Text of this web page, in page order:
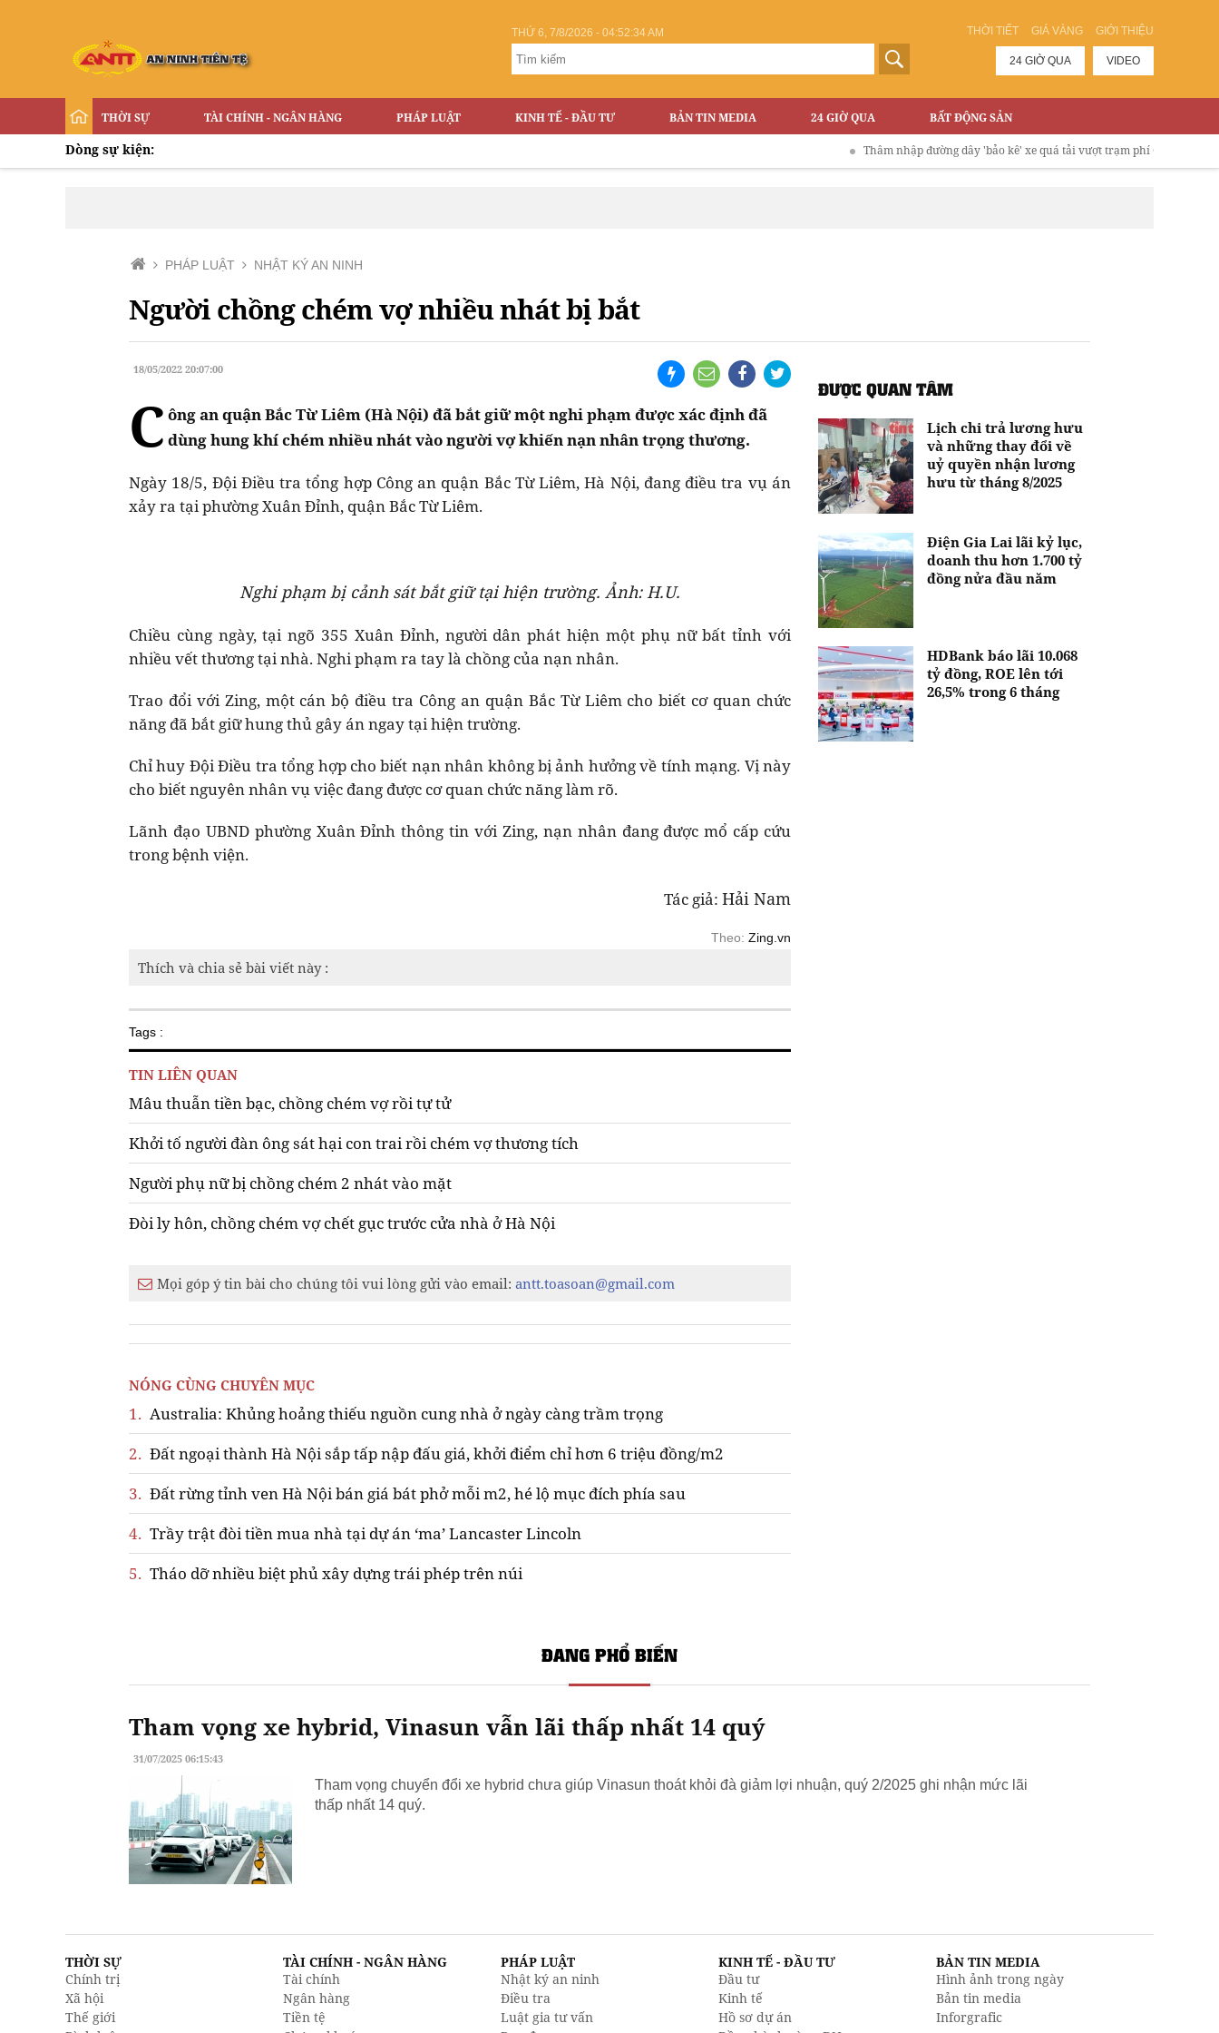
THỜI TIẾT GIÁ VÀNG GIỚI THIỆU
THỨ 6, 7/8/2026 - 04:52:34 AM
24 GIỜ QUA VIDEO
THỜI SỰ TÀI CHÍNH - NGÂN HÀNG PHÁP LUẬT KINH TẾ - ĐẦU TƯ BẢN TIN MEDIA 24 GIỜ QUA BẤT ĐỘNG SẢN
Dòng sự kiện: Thâm nhập đường dây 'bảo kê' xe quá tải vượt trạm phí Cao tốc Hà Nội -
PHÁP LUẬT NHẬT KÝ AN NINH
Người chồng chém vợ nhiều nhát bị bắt
18/05/2022 20:07:00
C ông an quận Bắc Từ Liêm (Hà Nội) đã bắt giữ một nghi phạm được xác định đã
dùng hung khí chém nhiều nhát vào người vợ khiến nạn nhân trọng thương.
Ngày 18/5, Đội Điều tra tổng hợp Công an quận Bắc Từ Liêm, Hà Nội, đang điều tra vụ án
xảy ra tại phường Xuân Đỉnh, quận Bắc Từ Liêm.
Nghi phạm bị cảnh sát bắt giữ tại hiện trường. Ảnh: H.U.
Chiều cùng ngày, tại ngõ 355 Xuân Đỉnh, người dân phát hiện một phụ nữ bất tỉnh với
nhiều vết thương tại nhà. Nghi phạm ra tay là chồng của nạn nhân.
Trao đổi với Zing, một cán bộ điều tra Công an quận Bắc Từ Liêm cho biết cơ quan chức
năng đã bắt giữ hung thủ gây án ngay tại hiện trường.
Chỉ huy Đội Điều tra tổng hợp cho biết nạn nhân không bị ảnh hưởng về tính mạng. Vị này
cho biết nguyên nhân vụ việc đang được cơ quan chức năng làm rõ.
Lãnh đạo UBND phường Xuân Đỉnh thông tin với Zing, nạn nhân đang được mổ cấp cứu
trong bệnh viện.
Tác giả: Hải Nam
Theo: Zing.vn
Thích và chia sẻ bài viết này :
Tags :
TIN LIÊN QUAN
Mâu thuẫn tiền bạc, chồng chém vợ rồi tự tử
Khởi tố người đàn ông sát hại con trai rồi chém vợ thương tích
Người phụ nữ bị chồng chém 2 nhát vào mặt
Đòi ly hôn, chồng chém vợ chết gục trước cửa nhà ở Hà Nội
Mọi góp ý tin bài cho chúng tôi vui lòng gửi vào email: antt.toasoan@gmail.com
NÓNG CÙNG CHUYÊN MỤC
1. Australia: Khủng hoảng thiếu nguồn cung nhà ở ngày càng trầm trọng
2. Đất ngoại thành Hà Nội sắp tấp nập đấu giá, khởi điểm chỉ hơn 6 triệu đồng/m2
3. Đất rừng tỉnh ven Hà Nội bán giá bát phở mỗi m2, hé lộ mục đích phía sau
4. Trầy trật đòi tiền mua nhà tại dự án ‘ma’ Lancaster Lincoln
5. Tháo dỡ nhiều biệt phủ xây dựng trái phép trên núi
ĐƯỢC QUAN TÂM
Lịch chi trả lương hưu
và những thay đổi về
uỷ quyền nhận lương
hưu từ tháng 8/2025
Điện Gia Lai lãi kỷ lục,
doanh thu hơn 1.700 tỷ
đồng nửa đầu năm
HDBank báo lãi 10.068
tỷ đồng, ROE lên tới
26,5% trong 6 tháng
ĐANG PHỔ BIẾN
Tham vọng xe hybrid, Vinasun vẫn lãi thấp nhất 14 quý
31/07/2025 06:15:43
Tham vọng chuyển đổi xe hybrid chưa giúp Vinasun thoát khỏi đà giảm lợi nhuận, quý 2/2025 ghi nhận mức lãi
thấp nhất 14 quý.
THỜI SỰ
Chính trị
Xã hội
Thế giới
TÀI CHÍNH - NGÂN HÀNG
Tài chính
Ngân hàng
Tiền tệ
PHÁP LUẬT
Nhật ký an ninh
Điều tra
Luật gia tư vấn
KINH TẾ - ĐẦU TƯ
Đầu tư
Kinh tế
Hồ sơ dự án
BẢN TIN MEDIA
Hình ảnh trong ngày
Bản tin media
Inforgrafic